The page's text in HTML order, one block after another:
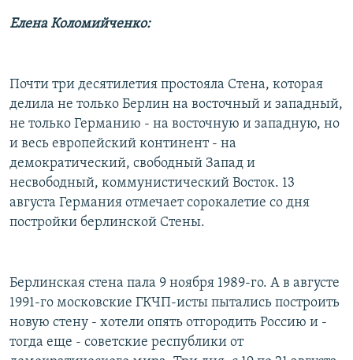
Все сайты РСЕ/РС
Елена Коломийченко:
Почти три десятилетия простояла Стена, которая
делила не только Берлин на восточный и западный,
не только Германию - на восточную и западную, но
и весь европейский континент - на
демократический, свободный Запад и
несвободный, коммунистический Восток. 13
августа Германия отмечает сорокалетие со дня
постройки берлинской Стены.
Берлинская стена пала 9 ноября 1989-го. А в августе
1991-го московские ГКЧП-исты пытались построить
новую стену - хотели опять отгородить Россию и -
тогда еще - советские республики от